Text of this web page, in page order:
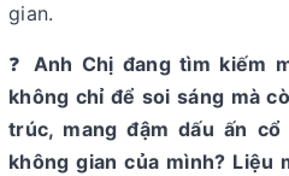
gian.
❓ Anh Chị đang tìm kiếm
không chỉ để soi sáng mà
trúc, mang đậm dấu ấn
không gian của mình?